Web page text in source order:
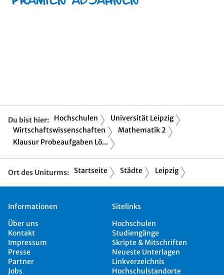
Du bist hier: Hochschulen
Universität Leipzig
Wirtschaftswissenschaften
Mathematik 2
Klausur Probeaufgaben Lö...
Ort des Uniturms: Startseite Städte Leipzig
Informationen
Über uns
Kontakt
Impressum
Presse
Partner
Jobs
Sitelinks
Hochschulen
Studiengänge
Skripte & Mitschriften
Neueste Unterlagen
Linkverzeichnis
Hochschulstandorte